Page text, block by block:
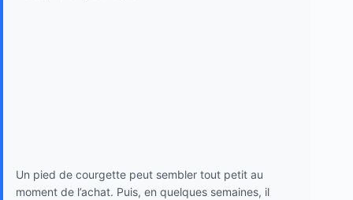
Un pied de courgette peut sembler tout petit au
moment de l’achat. Puis, en quelques semaines, il